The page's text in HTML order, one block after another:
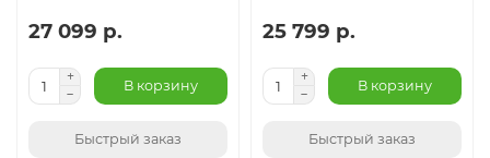
27 099 р.
В корзину
Быстрый заказ
25 799 р.
В корзину
Быстрый заказ